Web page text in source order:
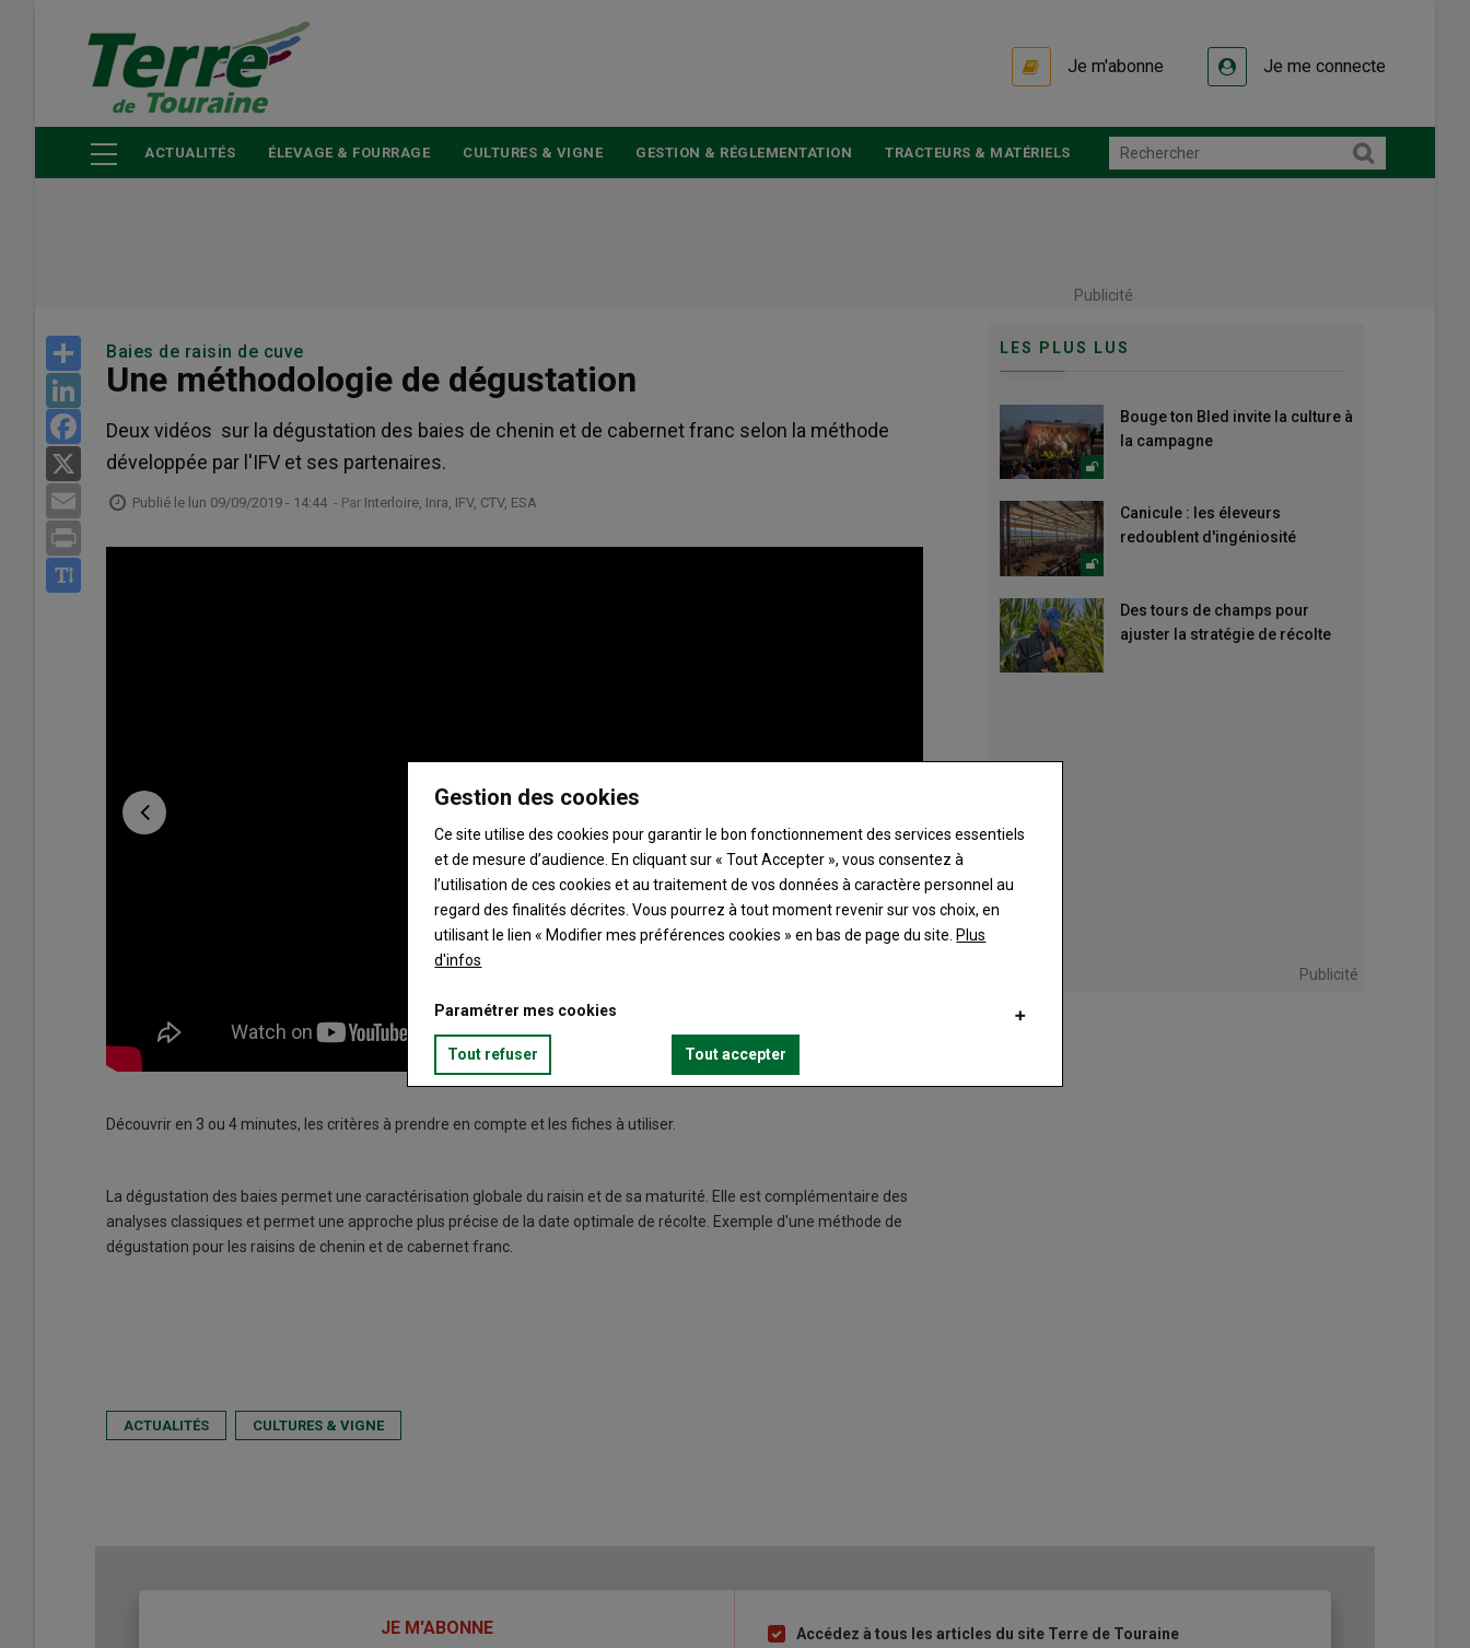
principal
Je m'abonne Je me connecte
ACTUALITÉS ÉLEVAGE & FOURRAGE CULTURES & VIGNE GESTION & RÉGLEMENTATION TRACTEURS & MATÉRIELS
Publicité
Share
LinkedIn
Facebook
Email
Baies de raisin de cuve
Une méthodologie de dégustation
Deux vidéos sur la dégustation des baies de chenin et de cabernet franc selon la méthode
développée par l'IFV et ses partenaires.
Publié le lun 09/09/2019 - 14:44 - Par Interloire, Inra, IFV, CTV, ESA
Découvrir en 3 ou 4 minutes, les critères à prendre en compte et les fiches à utiliser.
La dégustation des baies permet une caractérisation globale du raisin et de sa maturité. Elle est complémentaire des
analyses classiques et permet une approche plus précise de la date optimale de récolte. Exemple d'une méthode de
dégustation pour les raisins de chenin et de cabernet franc.
ACTUALITÉS CULTURES & VIGNE
LES PLUS LUS
Bouge ton Bled invite la culture à
la campagne
Canicule : les éleveurs
redoublent d'ingéniosité
Des tours de champs pour
ajuster la stratégie de récolte
Publicité
JE M'ABONNE
ListeAccédez à tous les articles du site Terre de Touraine
Gestion des cookies
Ce site utilise des cookies pour garantir le bon fonctionnement des services essentiels
et de mesure d’audience. En cliquant sur « Tout Accepter », vous consentez à
l’utilisation de ces cookies et au traitement de vos données à caractère personnel au
regard des finalités décrites. Vous pourrez à tout moment revenir sur vos choix, en
utilisant le lien « Modifier mes préférences cookies » en bas de page du site. Plus
d'infos
Paramétrer mes cookies
Tout refuser Tout accepter